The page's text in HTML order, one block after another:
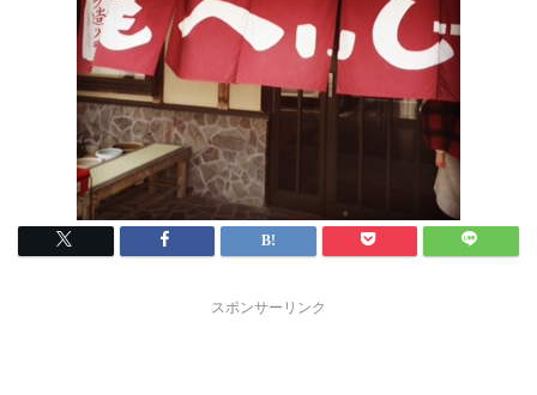
スポンサーリンク